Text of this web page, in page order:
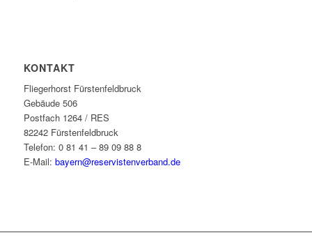
KONTAKT
Fliegerhorst Fürstenfeldbruck
Gebäude 506
Postfach 1264 / RES
82242 Fürstenfeldbruck
Telefon: 0 81 41 – 89 09 88 8
E-Mail: bayern@reservistenverband.de